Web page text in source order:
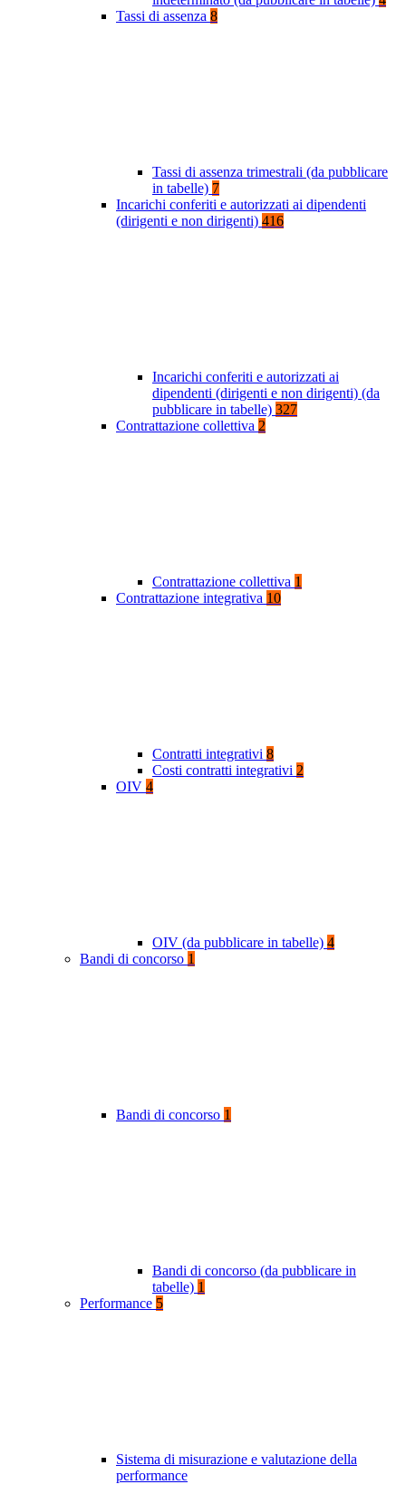
Tassi di assenza 8
Tassi di assenza trimestrali (da pubblicare
in tabelle) 7
Incarichi conferiti e autorizzati ai dipendenti
(dirigenti e non dirigenti) 416
Incarichi conferiti e autorizzati ai
dipendenti (dirigenti e non dirigenti) (da
pubblicare in tabelle) 327
Contrattazione collettiva 2
Contrattazione collettiva 1
Contrattazione integrativa 10
Contratti integrativi 8
Costi contratti integrativi 2
OIV 4
OIV (da pubblicare in tabelle) 4
Bandi di concorso 1
Bandi di concorso 1
Bandi di concorso (da pubblicare in
tabelle) 1
Performance 5
Sistema di misurazione e valutazione della
performance